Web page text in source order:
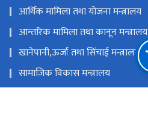
आर्थिक मामिला तथा योजना मन्त्रालय
आन्तरिक मामिला तथा कानून मन्त्रालय
खानेपानी,ऊर्जा तथा सिंचाई मन्त्रालय
सामाजिक विकास मन्त्रालय